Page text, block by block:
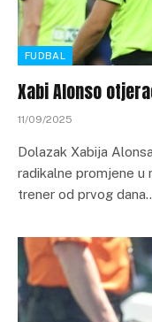
FUDBAL
Xabi Alonso
11/09/2025
Dolazak Xabija
radikalne promjene u
trener od prvog